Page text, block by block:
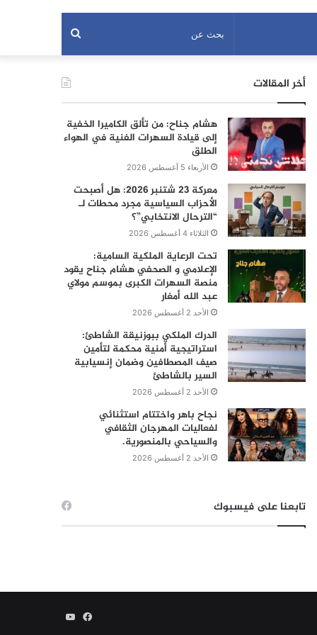
بحث
عن أخر المقالات
هشام جناح: من تألق الكاميرا الخفية
إلى قيادة السهرات الفنية في الهواء
الطلق
الأربعاء 5 أغسطس 2026
معركة 23 شتنبر 2026: هل أصبحت
الأحزاب السياسية مجرد محطات لـ
“الترحال الانتخابي”؟
الثلاثاء 4 أغسطس 2026
تحت الرعاية الملكية السامية:
الإعلامي و الصحفي هشام جناح يقود
منصة السهرات الكبرى بموسم مولاي
عبد الله أمغار
الأحد 2 أغسطس 2026
الدرك الملكي ببوزنيقة الشاطئ:
استراتيجية أمنية محكمة لتأمين
صيف المصطافين وضمان إنسيابية
السير بالشاطئ
الأحد 2 أغسطس 2026
نجاح باهر واختتام استثنائي
لفعاليات المهرجان الثقافي
والسياحي بالمنصورية.
الأحد 2 أغسطس 2026
تابعنا على فيسبوك
فيسبوكيوتيوب